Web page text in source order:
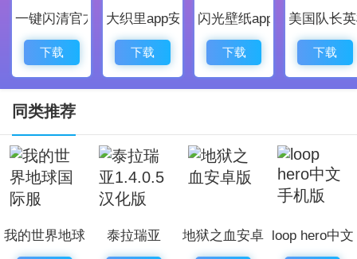
享受;
2.新维度的节奏游戏，触摸、把握和滑动极具可玩性，
带给你难忘的游戏体验;
3.游戏采用了较为出色的科幻画风，音乐上大多也选用
东京放课后召唤师OnStage亮点
1.超过上百首歌曲可供玩家自由的游玩，自由的体验指
尖跃动的感受;
一键闪清官方最新版
下载
大织里app安卓版
下载
闪光壁纸app安卓最新版
下载
美国队长
下载
同类推荐
我的世界地球
泰拉瑞亚
地狱之血安卓 loop hero中文